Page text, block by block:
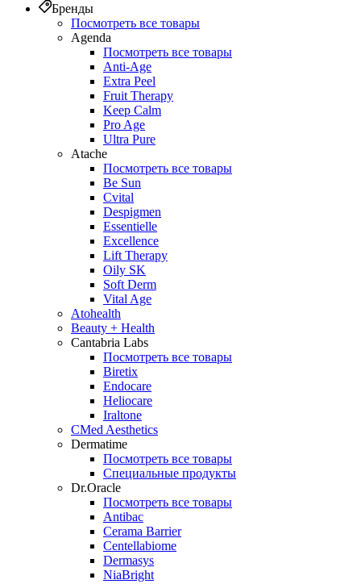
Бренды
Посмотреть все товары
Agenda
Посмотреть все товары
Anti‑Age
Extra Peel
Fruit Therapy
Keep Calm
Pro Age
Ultra Pure
Atache
Посмотреть все товары
Be Sun
Cvital
Despigmen
Essentielle
Excellence
Lift Therapy
Oily SK
Soft Derm
Vital Age
Atohealth
Beauty + Health
Cantabria Labs
Посмотреть все товары
Biretix
Endocare
Heliocare
Iraltone
CMed Aesthetics
Dermatime
Посмотреть все товары
Специальные продукты
Dr.Oracle
Посмотреть все товары
Antibac
Cerama Barrier
Centellabiome
Dermasys
NiaBright